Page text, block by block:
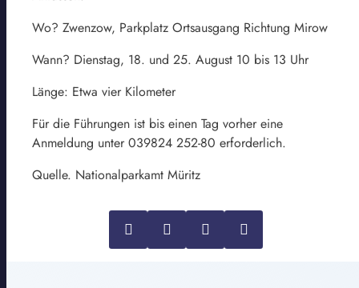
Wo? Zwenzow, Parkplatz Ortsausgang Richtung Mirow
Wann? Dienstag, 18. und 25. August 10 bis 13 Uhr
Länge: Etwa vier Kilometer
Für die Führungen ist bis einen Tag vorher eine
Anmeldung unter 039824 252-80 erforderlich.
Quelle. Nationalparkamt Müritz